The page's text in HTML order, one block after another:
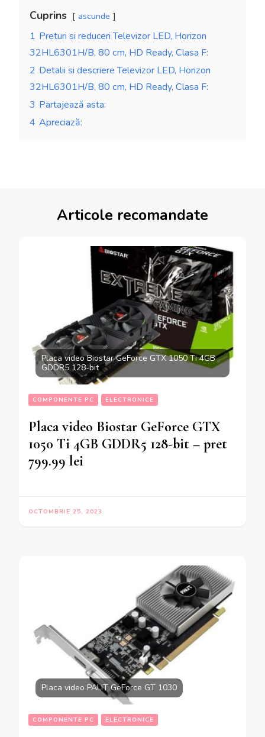
Cuprins ascunde
1 Preturi si reduceri Televizor LED, Horizon
32HL6301H/B, 80 cm, HD Ready, Clasa F:
2 Detalii si descriere Televizor LED, Horizon
32HL6301H/B, 80 cm, HD Ready, Clasa F:
3 Partajează asta:
4 Apreciază:
Articole recomandate
Placa video Biostar GeForce GTX 1050 Ti 4GB
GDDR5 128-bit
COMPONENTE PC ELECTRONICE
Placa video Biostar GeForce GTX
1050 Ti 4GB GDDR5 128-bit – pret
799.99 lei
OCTOMBRIE 25, 2023
Placa video PALIT GeForce GT 1030
COMPONENTE PC ELECTRONICE